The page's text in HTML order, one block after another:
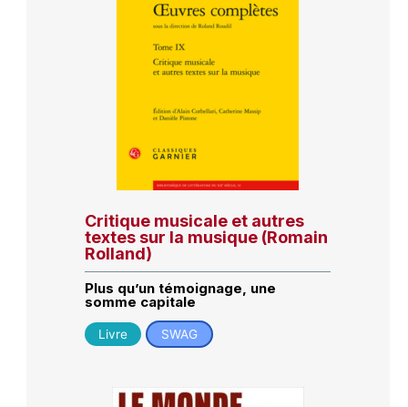
Critique musicale et autres
textes sur la musique (Romain
Rolland)
Plus qu’un témoignage, une
somme capitale
Livre SWAG